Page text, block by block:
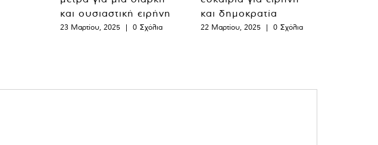
και ουσιαστική ειρήνη
23 Μαρτίου, 2025 | 0 Σχόλια
και δημοκρατία
22 Μαρτίου, 2025 | 0 Σχόλια